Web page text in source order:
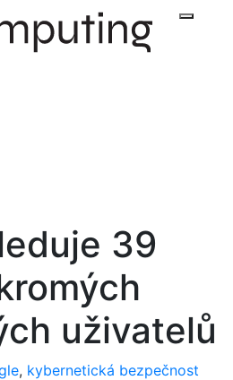
39
uživatelů
, kybernetická bezpečnost